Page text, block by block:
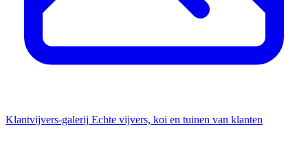
Klantvijvers-galerij Echte vijvers, koi en tuinen van klanten